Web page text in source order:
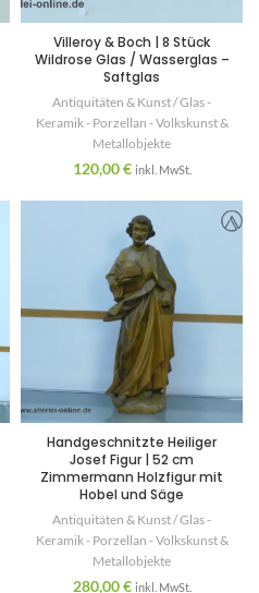
Villeroy & Boch | 8 Stück
Wildrose Glas / Wasserglas –
Saftglas
Antiquitäten & Kunst / Glas -
Keramik - Porzellan - Volkskunst &
Metallobjekte
120,00€ inkl. MwSt.
Handgeschnitzte Heiliger
Josef Figur | 52 cm
Zimmermann Holzfigur mit
Hobel und Säge
Antiquitäten & Kunst / Glas -
Keramik - Porzellan - Volkskunst &
Metallobjekte
280,00€ inkl. MwSt.